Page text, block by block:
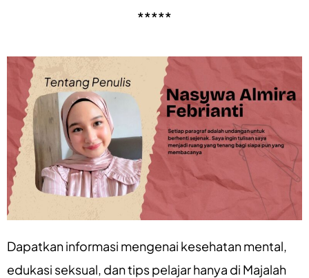
*****
Dapatkan informasi mengenai kesehatan mental,
edukasi seksual, dantips pelajarhanya di Majalah